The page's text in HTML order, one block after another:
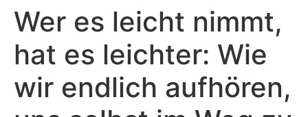
Wer es leicht nimmt,
hat es leichter: Wie
wir endlich aufhören,